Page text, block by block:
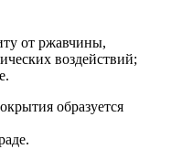
от ржавчины,
воздействий;
образуется